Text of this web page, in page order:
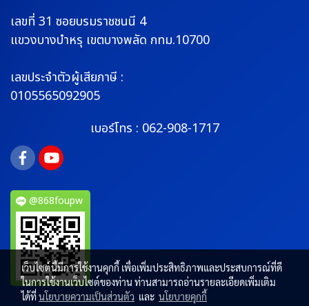
เลขที่ 31 ซอยบรมราชชนนี 4
แขวงบางบำหรุ เขตบางพลัด กทม.10700
เลขประจำตัวผู้เสียภาษี :
0105565092905
เบอร์โทร : 062-908-1717
@868foupw
เว็บไซต์นี้มีการใช้งานคุกกี้ เพื่อเพิ่มประสิทธิภาพและประสบการณ์ที่ดี
ในการใช้งานเว็บไซต์ของท่าน ท่านสามารถอ่านรายละเอียดเพิ่มเติม
ได้ที่นโยบายความเป็นส่วนตัว และ นโยบายคุกกี้